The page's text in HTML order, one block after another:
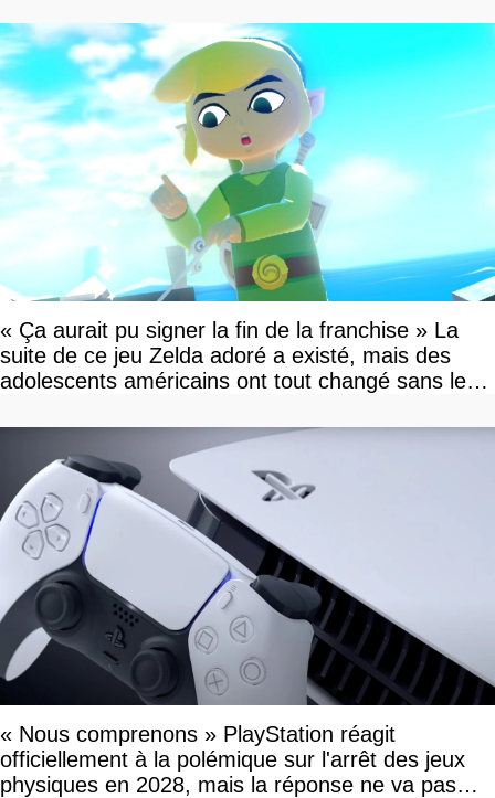
« Ça aurait pu signer la fin de la franchise » La
suite de ce jeu Zelda adoré a existé, mais des
adolescents américains ont tout changé sans le
« Nous comprenons » PlayStation réagit
officiellement à la polémique sur l'arrêt des jeux
physiques en 2028, mais la réponse ne va pas